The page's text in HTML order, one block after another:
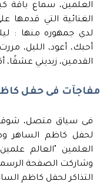
العلمين، سماع باقة
الغنائية التي قدمها
لدى جمهوره منها :
أحبك، أعود، الليل،
القدمين، زيديني
مفاجآت فى حفل
فى سياق متصل، شوقت
لحفل كاظم الساهر
العلمين "العالم
وشاركت الصفحة
التذاكر لحفل كاظم